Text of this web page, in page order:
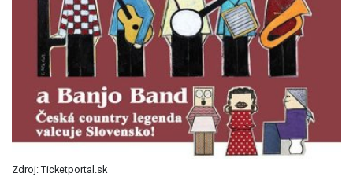
Zdroj: Ticketportal.sk